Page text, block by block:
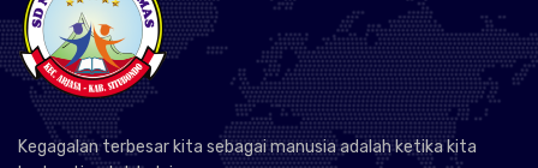
Kegagalan terbesar kita sebagai manusia adalah ketika kita